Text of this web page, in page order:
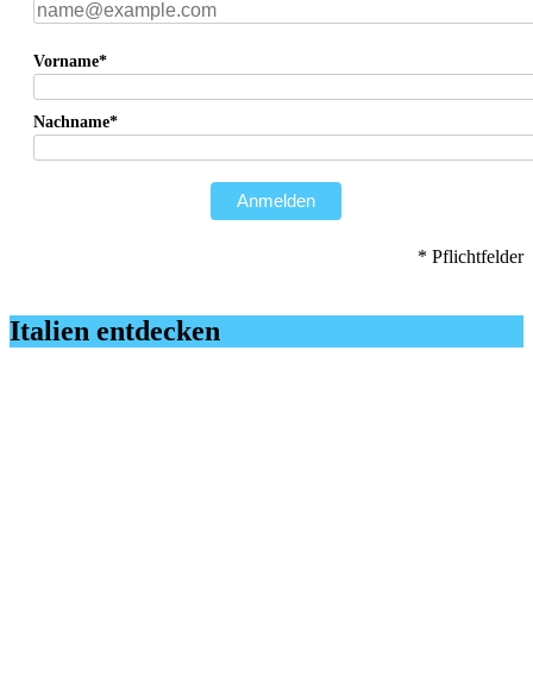
Vorname*
Nachname*
Anmelden
* Pflichtfelder
Italien entdecken